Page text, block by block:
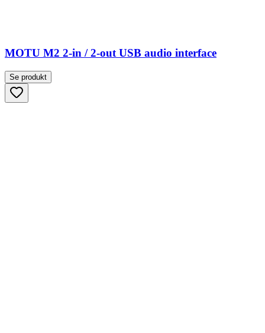
MOTU M2 2-in / 2-out USB audio interface
Se produkt